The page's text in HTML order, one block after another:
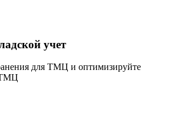
учет
для ТМЦ и оптимизируйте
ТМЦ